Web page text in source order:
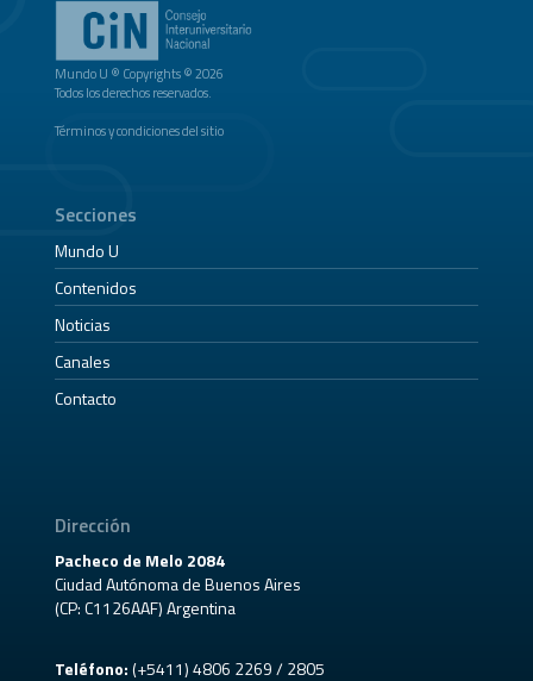
Mundo U ® Copyrights © 2026
Todos los derechos reservados.
Términos y condiciones del sitio
Secciones
Mundo U
Contenidos
Noticias
Canales
Contacto
Dirección
Pacheco de Melo 2084
Ciudad Autónoma de Buenos Aires
(CP: C1126AAF) Argentina
Teléfono:(+5411) 4806 2269 / 2805